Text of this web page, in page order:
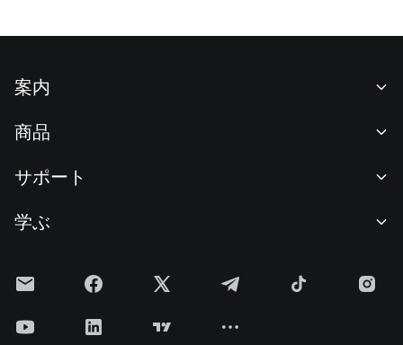
案内
ニュースルーム
F1 Oracle Red Bull Racing 公式スポンサー
クッキーポリシー
商品
現物取引
投資センター
サポート
手数料
学ぶ
Gateニュース